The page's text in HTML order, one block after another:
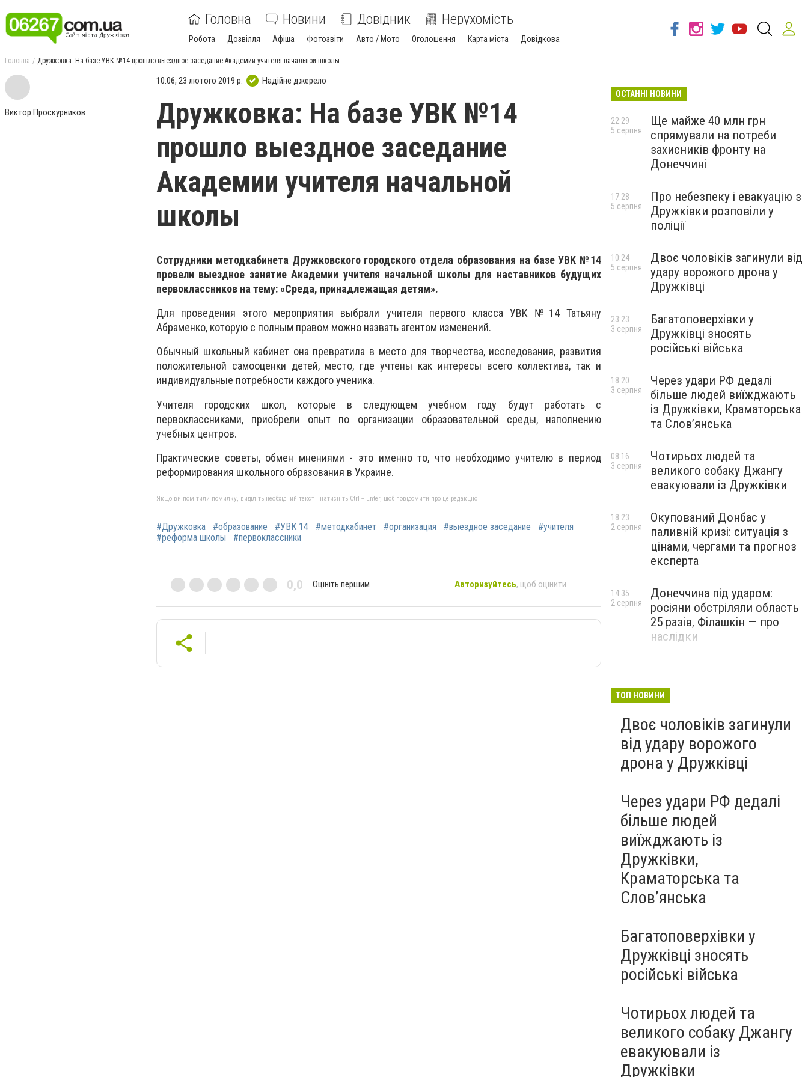
Головна Новини Довідник Нерухомість
Робота Дозвілля Афіша Фотозвіти Авто / Мото Оголошення Карта міста Довідкова
Головна Дружковка: На базе УВК №14 прошло выездное заседание Академии учителя начальной школы
Виктор Проскурников
10:06, 23 лютого 2019 р. Надійне джерело
Дружковка: На базе УВК №14
прошло выездное заседание
Академии учителя начальной
школы
Сотрудники методкабинета Дружковского городского отдела образования на базе УВК №14
провели выездное занятие Академии учителя начальной школы для наставников будущих
первоклассников на тему: «Среда, принадлежащая детям».
Для проведения этого мероприятия выбрали учителя первого класса УВК №14 Татьяну
Абраменко, которую с полным правом можно назвать агентом изменений.
Обычный школьный кабинет она превратила в место для творчества, исследования, развития
положительной самооценки детей, место, где учтены как интересы всего коллектива, так и
индивидуальные потребности каждого ученика.
Учителя городских школ, которые в следующем учебном году будут работать с
первоклассниками, приобрели опыт по организации образовательной среды, наполнению
учебных центров.
Практические советы, обмен мнениями - это именно то, что необходимо учителю в период
реформирования школьного образования в Украине.
Якщо ви помітили помилку, виділіть необхідний текст і натисніть Ctrl + Enter, щоб повідомити про це редакцію
#Дружковка #образование #УВК 14 #методкабинет #организация #выездное заседание
#учителя
#реформа школы
#первоклассники
0,0 Оцініть першим Авторизуйтесь, щоб оцінити
ОСТАННІ НОВИНИ
Ще майже 40 млн грн
спрямували на потреби
захисників фронту на
Донеччині
22:29
5 серпня
Про небезпеку і евакуацію з
Дружківки розповіли у
поліції
17:28
5 серпня
Двоє чоловіків загинули від
удару ворожого дрона у
Дружківці
10:24
5 серпня
Багатоповерхівки у
Дружківці зносять
російські війська
23:23
3 серпня
Через удари РФ дедалі
більше людей виїжджають
із Дружківки, Краматорська
та Слов’янська
18:20
3 серпня
Чотирьох людей та
великого собаку Джангу
евакуювали із Дружківки
08:16
3 серпня
Окупований Донбас у
паливній кризі: ситуація з
цінами, чергами та прогноз
експерта
18:23
2 серпня
Донеччина під ударом:
росіяни обстріляли область
25 разів, Філашкін — про
наслідки
14:35
2 серпня
ТОП НОВИНИ
Двоє чоловіків загинули
від удару ворожого
дрона у Дружківці
Через удари РФ дедалі
більше людей
виїжджають із
Дружківки,
Краматорська та
Слов’янська
Багатоповерхівки у
Дружківці зносять
російські війська
Чотирьох людей та
великого собаку Джангу
евакуювали із
Дружківки